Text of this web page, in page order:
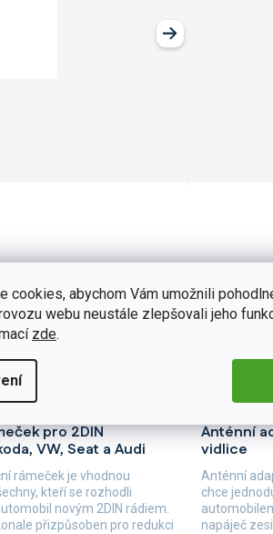
cookies, abychom Vám umožnili
webu neustále zlepšovali jeho
zde.
pro 2DIN
VW, Seat a Audi
rámeček je vhodnou
kteří se rozhodli
novým 2DIN rádiem.
přizpůsoben pro redukci
Anténní
vidlice
hodnocení
produktu
je
4,9
z
5
Anténní
chce
napáječ